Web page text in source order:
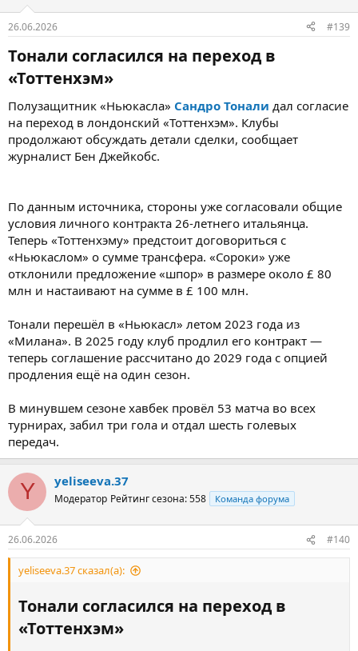
26.06.2026 #139
Тонали согласился на переход в
«Тоттенхэм»​
Полузащитник «Ньюкасла» Сандро Тонали дал согласие
на переход в лондонский «Тоттенхэм». Клубы
продолжают обсуждать детали сделки, сообщает
журналист Бен Джейкобс.
По данным источника, стороны уже согласовали общие
условия личного контракта 26-летнего итальянца.
Теперь «Тоттенхэму» предстоит договориться с
«Ньюкаслом» о сумме трансфера. «Сороки» уже
отклонили предложение «шпор» в размере около £ 80
млн и настаивают на сумме в £ 100 млн.
Тонали перешёл в «Ньюкасл» летом 2023 года из
«Милана». В 2025 году клуб продлил его контракт —
теперь соглашение рассчитано до 2029 года с опцией
продления ещё на один сезон.
В минувшем сезоне хавбек провёл 53 матча во всех
турнирах, забил три гола и отдал шесть голевых
передач.
Y yeliseeva.37
Модератор Рейтинг сезона: 558 Команда форума
26.06.2026 #140
yeliseeva.37 сказал(а):
Тонали согласился на переход в
«Тоттенхэм»​